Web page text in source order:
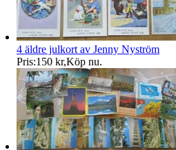
4 äldre julkort av Jenny Nyström
Pris:150 kr,Köp nu.